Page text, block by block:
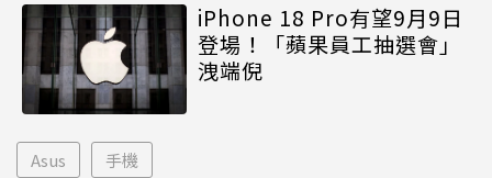
iPhone 18 Pro有望9月9日
登場！「蘋果員工抽選會」
洩端倪
Asus 手機